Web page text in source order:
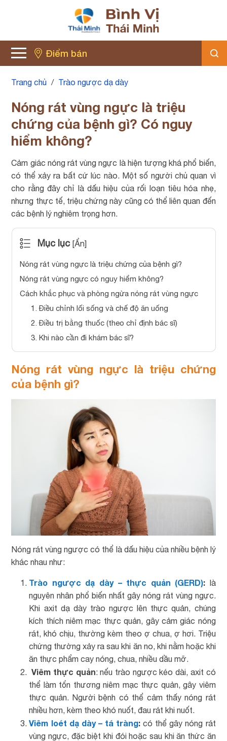
Điểm bán
Trang chủ / Trào ngược dạ dày
Nóng rát vùng ngực là triệu
chứng của bệnh gì? Có nguy
hiểm không?
Cảm giác nóng rát vùng ngực là hiện tượng khá phổ biến,
có thể xảy ra bất cứ lúc nào. Một số người chủ quan vì
cho rằng đây chỉ là dấu hiệu của rối loạn tiêu hóa nhẹ,
nhưng thực tế, triệu chứng này cũng có thể liên quan đến
các bệnh lý nghiêm trọng hơn.
Mục lục [Ẩn]
Nóng rát vùng ngực là triệu chứng của bệnh gì?
Nóng rát vùng ngực có nguy hiểm không?
Cách khắc phục và phòng ngừa nóng rát vùng ngực
1. Điều chỉnh lối sống và chế độ ăn uống
2. Điều trị bằng thuốc (theo chỉ định bác sĩ)
3. Khi nào cần đi khám bác sĩ?
Nóng rát vùng ngực là triệu chứng
của bệnh gì?
Nóng rát vùng ngược có thể là dấu hiệu của nhiều bệnh lý
khác nhau như:
Trào ngược dạ dày – thực quản (GERD): là
nguyên nhân phổ biến nhất gây nóng rát vùng ngực.
Khi axit dạ dày trào ngược lên thực quản, chúng
kích thích niêm mạc thực quản, gây cảm giác nóng
rát, khó chịu, thường kèm theo ợ chua, ợ hơi. Triệu
chứng thường xảy ra sau khi ăn no, khi nằm hoặc khi
ăn thực phẩm cay nóng, chua, nhiều dầu mỡ.
Viêm thực quản: nếu trào ngược kéo dài, axit có
thể làm tổn thương niêm mạc thực quản, gây viêm
thực quản. Người bệnh có thể cảm thấy nóng rát
nhiều hơn, kèm theo khó nuốt, đau rát khi nuốt.
Viêm loét dạ dày – tá tràng: có thể gây nóng rát
vùng ngực, đặc biệt khi đói hoặc sau khi ăn thức ăn